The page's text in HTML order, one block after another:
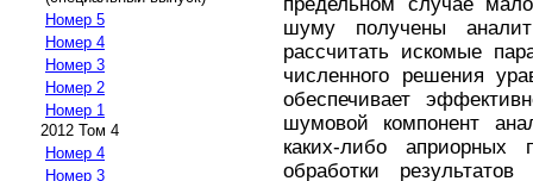
Номер 5
Номер 4
Номер 3
Номер 2
Номер 1
2012 Том 4
Номер 4
Номер 3
шуму получены
рассчитать искомые
численного решения
обеспечивает
шумовой компонент
каких-либо
обработки